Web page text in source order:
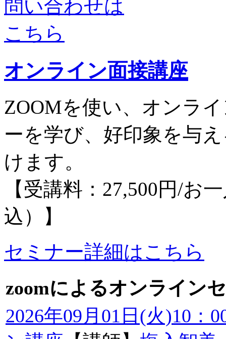
オンライン面接講座
ZOOMを使い、オンラ
ーを学び、好印象を与
けます。
【受講料：27,500円/
込）】
セミナー詳細はこちら
zoomによるオンライン
2026年09月01日(火)10